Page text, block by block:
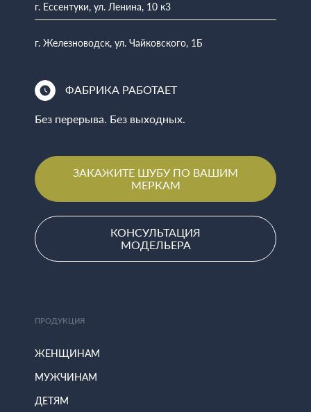
г. Ессентуки, ул. Ленина, 10 к3
г. Железноводск, ул. Чайковского, 1Б
ФАБРИКА РАБОТАЕТ
Без перерыва. Без выходных.
ЗАКАЖИТЕ ШУБУ ПО ВАШИМ
МЕРКАМ
КОНСУЛЬТАЦИЯ
МОДЕЛЬЕРА
ПРОДУКЦИЯ
ЖЕНЩИНАМ
МУЖЧИНАМ
ДЕТЯМ